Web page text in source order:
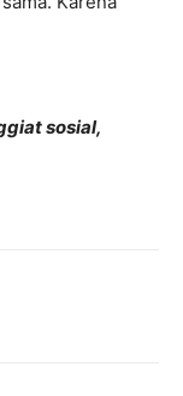
sosial,